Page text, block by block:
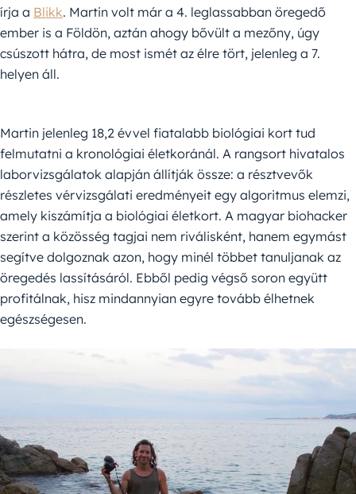
írja a Blikk. Martin volt már a 4. leglassabban öregedő
ember is a Földön, aztán ahogy bővült a mezőny, úgy
csúszott hátra, de most ismét az élre tört, jelenleg a 7.
helyen áll.
Martin jelenleg 18,2 évvel fiatalabb biológiai kort tud
felmutatni a kronológiai életkoránál. A rangsort hivatalos
laborvizsgálatok alapján állítják össze: a résztvevők
részletes vérvizsgálati eredményeit egy algoritmus elemzi,
amely kiszámítja a biológiai életkort. A magyar biohacker
szerint a közösség tagjai nem riválisként, hanem egymást
segítve dolgoznak azon, hogy minél többet tanuljanak az
öregedés lassításáról. Ebből pedig végső soron együtt
profitálnak, hisz mindannyian egyre tovább élhetnek
egészségesen.